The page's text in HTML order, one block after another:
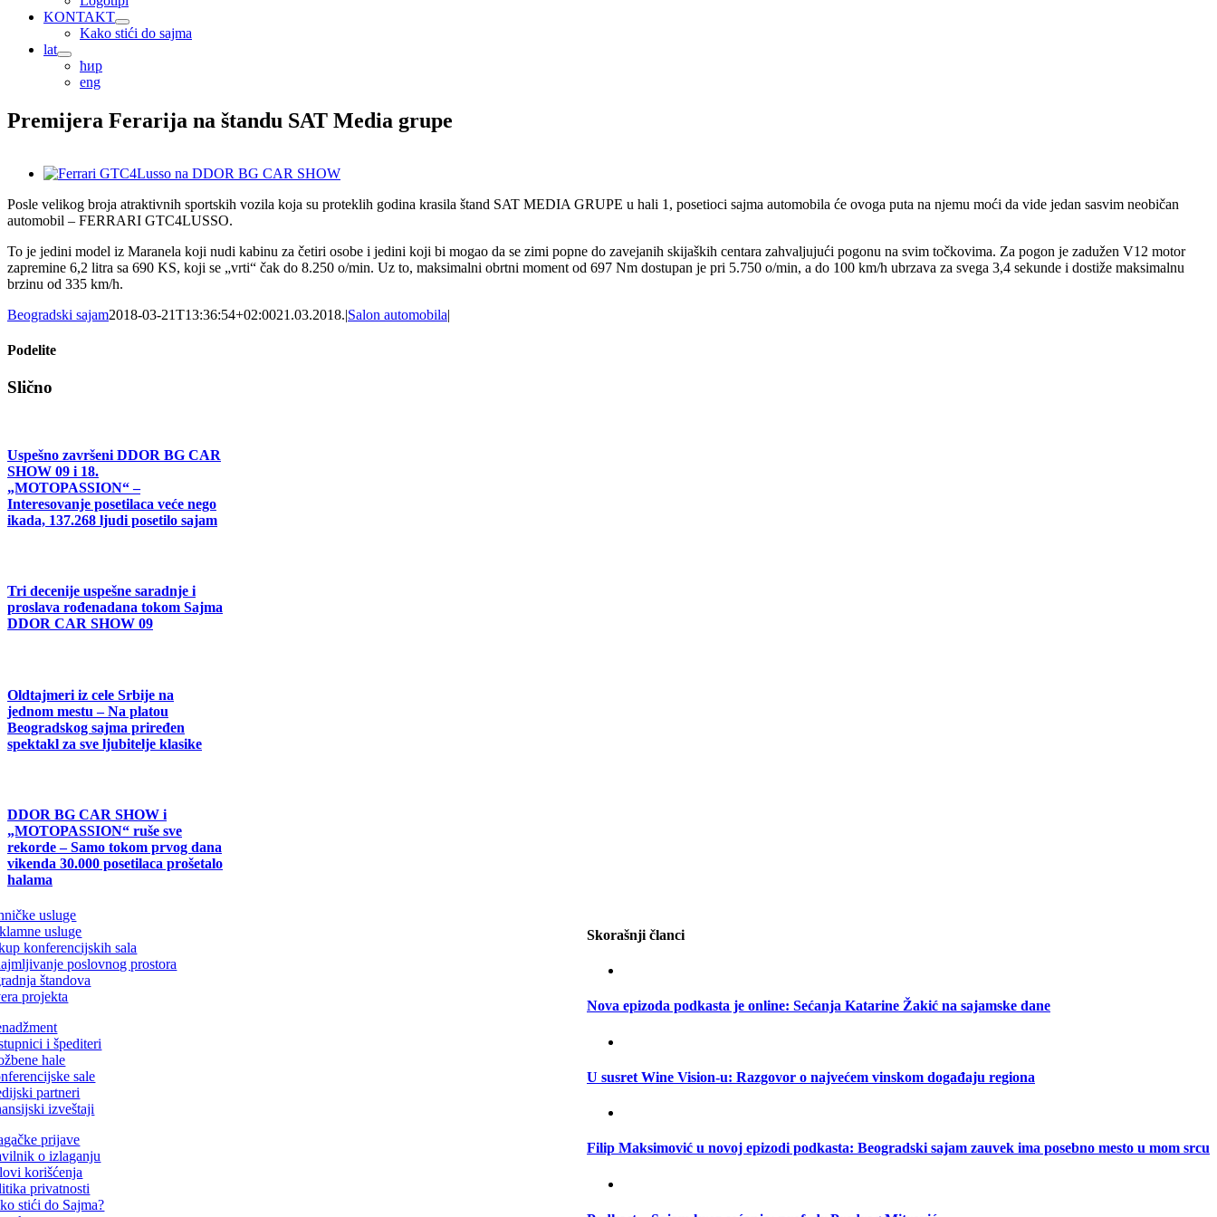
KONTAKT
Kako stići do sajma
lat
ћир
eng
Premijera Ferarija na štandu SAT Media grupe
View
Image
Posle velikog broja atraktivnih sportskih vozila koja su proteklih godina krasila štand SAT MEDIA GRUPE u hali 1, posetioci sajma automobila će ovoga puta na njemu moći da vide jedan sasvim neobičan
automobil – FERRARI GTC4LUSSO.
To je jedini model iz Maranela koji nudi kabinu za četiri osobe i jedini koji bi mogao da se zimi popne do zavejanih skijaških centara zahvaljujući pogonu na svim točkovima. Za pogon je zadužen V12 motor
zapremine 6,2 litra sa 690 KS, koji se „vrti“ čak do 8.250 o/min. Uz to, maksimalni obrtni moment od 697 Nm dostupan je pri 5.750 o/min, a do 100 km/h ubrzava za svega 3,4 sekunde i dostiže maksimalnu
brzinu od 335 km/h.
Beogradski sajam2018-03-21T13:36:54+02:0021.03.2018.|Salon automobila|
Podelite
Facebook
X
Tumblr
Pinterest
Email
Slično
Uspešno završeni DDOR BG CAR
SHOW 09 i 18.
„MOTOPASSION“ –
Interesovanje posetilaca veće nego
ikada, 137.268 ljudi posetilo sajam
Tri decenije uspešne saradnje i
proslava rođenadana tokom Sajma
DDOR CAR SHOW 09
Oldtajmeri iz cele Srbije na
jednom mestu – Na platou
Beogradskog sajma priređen
spektakl za sve ljubitelje klasike
DDOR BG CAR SHOW i
„MOTOPASSION“ ruše sve
rekorde – Samo tokom prvog dana
vikenda 30.000 posetilaca prošetalo
halama
Skorašnji članci
Nova epizoda podkasta je online: Sećanja Katarine Žakić na sajamske dane
U susret Wine Vision-u: Razgovor o najvećem vinskom događaju regiona
Filip Maksimović u novoj epizodi podkasta: Beogradski sajam zauvek ima posebno mesto u mom srcu
usluge
usluge
konferencijskih sala
poslovnog prostora
štandova
projekta
i špediteri
hale
sale
partneri
izveštaji
prijave
o izlaganju
korišćenja
privatnosti
stići do Sajma?